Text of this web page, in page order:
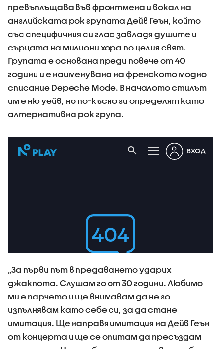
превъплъщава във фронтмена и вокал на
английската рок групата Дейв Геън, който
със специфичния си глас завладя душите и
сърцата на милиони хора по целия свят.
Групата е основана преди повече от 40
години и е наименувана на френското модно
списание Depeche Mode. В началото стилът
им е ню уейв, но по-късно ги определят като
алтернативна рок група.
„За първи път в предаването ударих
джакпота. Слушам го от 30 години. Любимо
ми е парчето и ще внимавам да не го
изпълнявам като себе си, за да стане
имитация. Ще направя имитация на Дейв Геън
от концерта и ще се опитам да пресъздам